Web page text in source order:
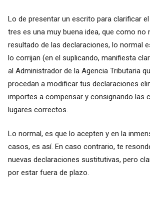
Lo de presentar un escrito para clarificar
tres es una muy buena idea, que como no
resultado de las declaraciones, lo normal
lo corrijan (en el suplicando, manifiesta
al Administrador de la Agencia Tributaria
procedan a modificar tus declaraciones
importes a compensar y consignando las
lugares correctos.
Lo normal, es que lo acepten y en la
casos, es así. En caso contrario, te
nuevas declaraciones sustitutivas, pero
por estar fuera de plazo.